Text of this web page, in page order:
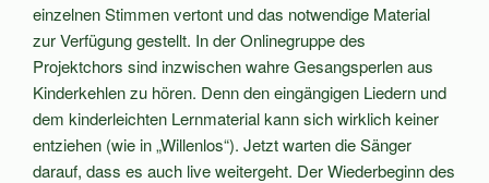
einzelnen Stimmen vertont und das notwendige Material
zur Verfügung gestellt. In der Onlinegruppe des
Projektchors sind inzwischen wahre Gesangsperlen aus
Kinderkehlen zu hören. Denn den eingängigen Liedern und
dem kinderleichten Lernmaterial kann sich wirklich keiner
entziehen (wie in „Willenlos“). Jetzt warten die Sänger
darauf, dass es auch live weitergeht. Der Wiederbeginn des